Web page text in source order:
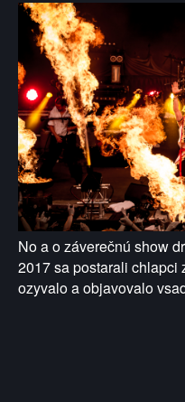
No a o záverečnú show
2017 sa postarali chlapci
ozyvalo a objavovalo